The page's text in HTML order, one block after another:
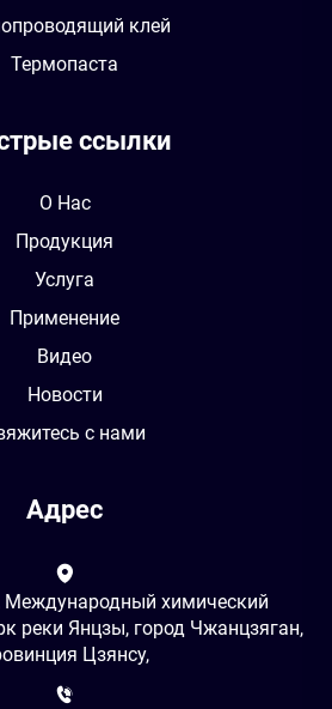
клей
Термопаста
ссылки
О Нас
Продукция
Услуга
Применение
Видео
Новости
с нами
Адрес
Международный химический
реки Янцзы, город Чжанцзяган,
Цзянсу,